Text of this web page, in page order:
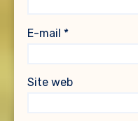
E-mail *
Site web